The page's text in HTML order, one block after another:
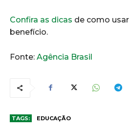
Confira as dicas de como
benefício.
Fonte: Agência Brasil
TAGS: EDUCAÇÃO